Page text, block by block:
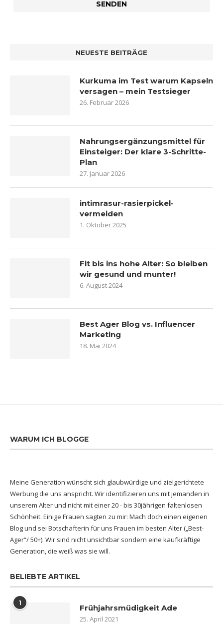
NEUESTE BEITRÄGE
Kurkuma im Test warum Kapseln
versagen – mein Testsieger
26. Februar 2026
Nahrungsergänzungsmittel für
Einsteiger: Der klare 3-Schritte-
Plan
27. Januar 2026
intimrasur-rasierpickel-
vermeiden
1. Oktober 2025
Fit bis ins hohe Alter: So bleiben
wir gesund und munter!
6. August 2024
Best Ager Blog vs. Influencer
Marketing
18. Mai 2024
WARUM ICH BLOGGE
Meine Generation wünscht sich glaubwürdige und zielgerichtete
Werbung die uns anspricht. Wir identifizieren uns mit jemanden in
unserem Alter und nicht mit einer 20 - bis 30jährigen faltenlosen
Schönheit. Einige Frauen sagten zu mir: Mach doch einen eigenen
Blog und sei Botschafterin für uns Frauen im besten Alter („Best-
Ager“/ 50+). Wir sind nicht unsichtbar sondern eine kaufkräftige
Generation, die weiß was sie will.
BELIEBTE ARTIKEL
1 Frühjahrsmüdigkeit Ade
25. April 2021